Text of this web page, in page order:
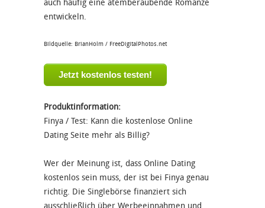
auch häufig eine atemberaubende Romanze
entwickeln.
Bildquelle: BrianHolm / FreeDigitalPhotos.net
Jetzt kostenlos testen!
Produktinformation:
Finya / Test: Kann die kostenlose Online
Dating Seite mehr als Billig?
Wer der Meinung ist, dass Online Dating
kostenlos sein muss, der ist bei Finya genau
richtig. Die Singlebörse finanziert sich
ausschließlich über Werbeeinnahmen und